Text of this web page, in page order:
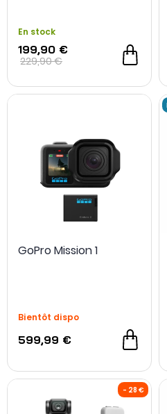
En stock
199,90 €
229,90 €
GoPro Mission 1
Bientôt dispo
599,99 €